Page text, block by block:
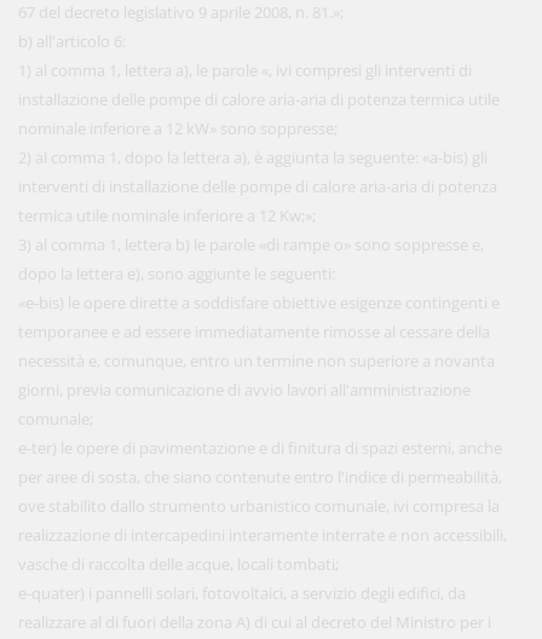
67 del decreto legislativo 9 aprile 2008, n. 81.»;
b) all'articolo 6:
1) al comma 1, lettera a), le parole «, ivi compresi gli interventi di
installazione delle pompe di calore aria-aria di potenza termica utile
nominale inferiore a 12 kW» sono soppresse;
2) al comma 1, dopo la lettera a), è aggiunta la seguente: «a-bis) gli
interventi di installazione delle pompe di calore aria-aria di potenza
termica utile nominale inferiore a 12 Kw;»;
3) al comma 1, lettera b) le parole «di rampe o» sono soppresse e,
dopo la lettera e), sono aggiunte le seguenti:
«e-bis) le opere dirette a soddisfare obiettive esigenze contingenti e
temporanee e ad essere immediatamente rimosse al cessare della
necessità e, comunque, entro un termine non superiore a novanta
giorni, previa comunicazione di avvio lavori all'amministrazione
comunale;
e-ter) le opere di pavimentazione e di finitura di spazi esterni, anche
per aree di sosta, che siano contenute entro l'indice di permeabilità,
ove stabilito dallo strumento urbanistico comunale, ivi compresa la
realizzazione di intercapedini interamente interrate e non accessibili,
vasche di raccolta delle acque, locali tombati;
e-quater) i pannelli solari, fotovoltaici, a servizio degli edifici, da
realizzare al di fuori della zona A) di cui al decreto del Ministro per i